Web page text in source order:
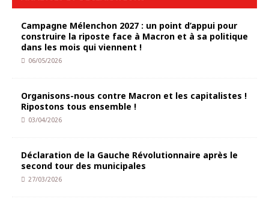
Campagne Mélenchon 2027 : un point d’appui pour
construire la riposte face à Macron et à sa politique
dans les mois qui viennent !
06/05/2026
Organisons-nous contre Macron et les capitalistes !
Ripostons tous ensemble !
03/04/2026
Déclaration de la Gauche Révolutionnaire après le
second tour des municipales
27/03/2026